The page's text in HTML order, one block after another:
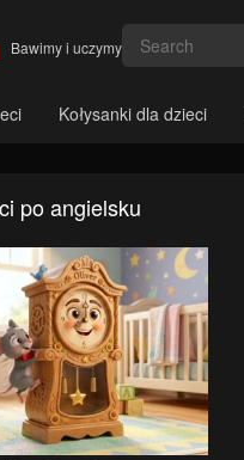
Bawimy i uczymy
Kołysanki dla dzieci
po angielsku